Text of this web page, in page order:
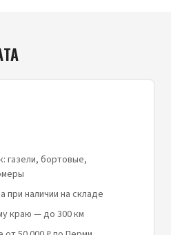
газели, бортовые,
при наличии на складе
краю — до 300 км